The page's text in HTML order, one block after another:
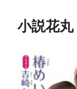
小説花